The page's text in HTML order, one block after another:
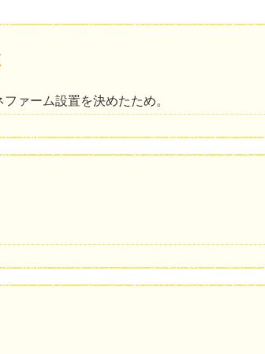
ァーム設置を決めたため。